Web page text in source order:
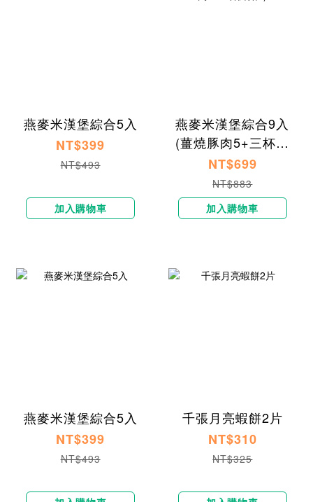
燕麥米漢堡綜合5入
NT$399
NT$493
加入購物車
燕麥米漢堡綜合9入
(薑燒豚肉5+三杯鮮
菇4)
NT$699
NT$883
加入購物車
燕麥米漢堡綜合5入
NT$399
NT$493
千張月亮蝦餅2片
NT$310
NT$325